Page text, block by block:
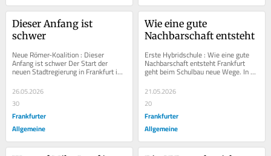
Dieser Anfang ist
schwer
Neue Römer-Koalition : Dieser
Anfang ist schwer Der Start der
neuen Stadtregierung in Frankfurt ist
verkorkst. Nun sollte man den Streit
allerdings...
26.05.2026
30
Frankfurter
Allgemeine
Wie eine gute
Nachbarschaft entsteht
Erste Hybridschule : Wie eine gute
Nachbarschaft entsteht Frankfurt
geht beim Schulbau neue Wege. In
der ersten Hybridschule
Deutschlands teilen sich...
21.05.2026
20
Frankfurter
Allgemeine